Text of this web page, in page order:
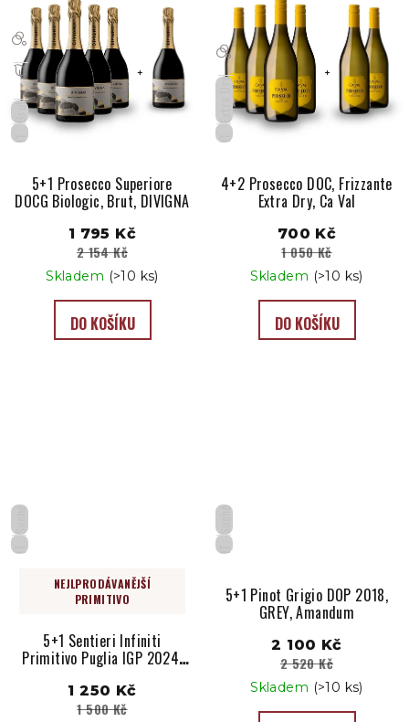
IT
Brut
5+1 Prosecco Superiore
DOCG Biologic, Brut, DIVIGNA
1 795 Kč
2 154 Kč
Skladem (>10 ks)
DO KOŠÍKU
IT
Extra Dry
4+2 Prosecco DOC, Frizzante
Extra Dry, Ca Val
700 Kč
1 050 Kč
Skladem (>10 ks)
DO KOŠÍKU
IT
Suché
NEJLPRODÁVANĚJŠÍ
PRIMITIVO
5+1 Sentieri Infiniti
Primitivo Puglia IGP 2024,
1 250 Kč
1 500 Kč
IT
Suché
5+1 Pinot Grigio DOP 2018,
GREY, Amandum
2 100 Kč
2 520 Kč
Skladem (>10 ks)